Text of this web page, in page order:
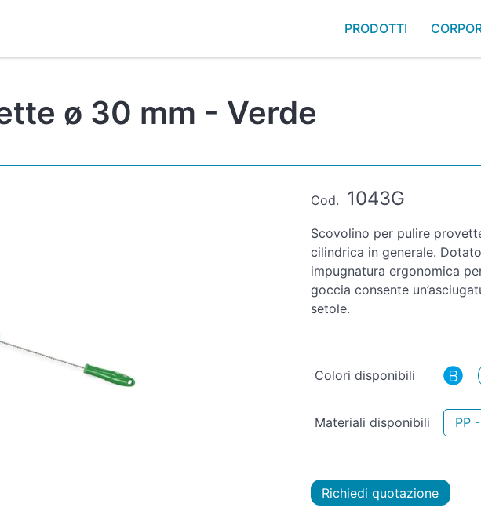
PRODOTTI
ø 30 mm - Verde
Cod. 1043G
Scovolino per pulire
cilindrica in generale.
impugnatura ergonomica
goccia consente
setole.
Colori disponibili
Materiali disponibili PP
Richiedi quotazione